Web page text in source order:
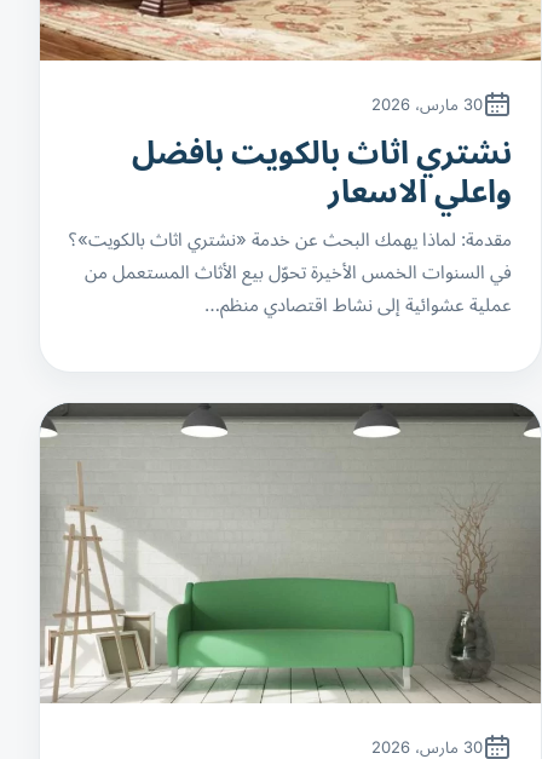
30 مارس، 2026
نشتري اثاث بالكويت بافضل
واعلي الاسعار
مقدمة: لماذا يهمك البحث عن خدمة «نشتري اثاث بالكويت»؟
في السنوات الخمس الأخيرة تحوّل بيع الأثاث المستعمل من
عملية عشوائية إلى نشاط اقتصادي منظم…
30 مارس، 2026